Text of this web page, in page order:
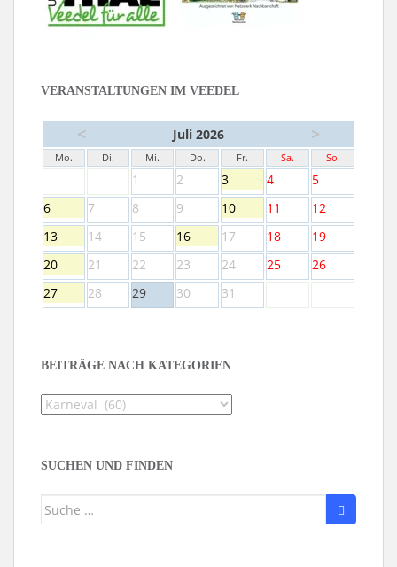
VERANSTALTUNGEN IM VEEDEL
< Juli 2026 >
Mo. Di. Mi. Do. Fr. Sa. So.
1 2 3 4
5
6
7 8 9 10 11
12
13
14 15 16 17 18
19
20
21 22 23 24 25
26
27
28 29 30 31
BEITRÄGE NACH KATEGORIEN
Beiträge
SUCHEN UND FINDEN
Suche